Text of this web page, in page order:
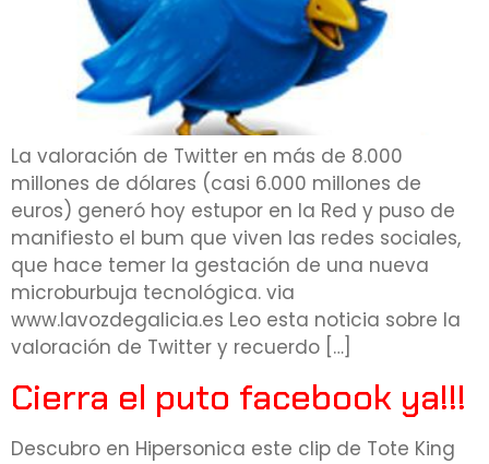
La valoración de Twitter en más de 8.000
millones de dólares (casi 6.000 millones de
euros) generó hoy estupor en la Red y puso de
manifiesto el bum que viven las redes sociales,
que hace temer la gestación de una nueva
microburbuja tecnológica. via
www.lavozdegalicia.es Leo esta noticia sobre la
valoración de Twitter y recuerdo […]
Cierra el puto facebook ya!!!
Descubro en Hipersonica este clip de Tote King